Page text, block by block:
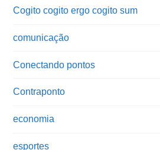
Cogito cogito ergo cogito sum
comunicação
Conectando pontos
Contraponto
economia
esportes